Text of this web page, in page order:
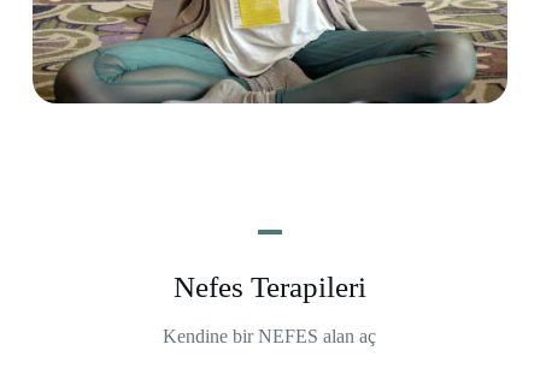
Nefes Terapileri
Kendine bir NEFES alan aç